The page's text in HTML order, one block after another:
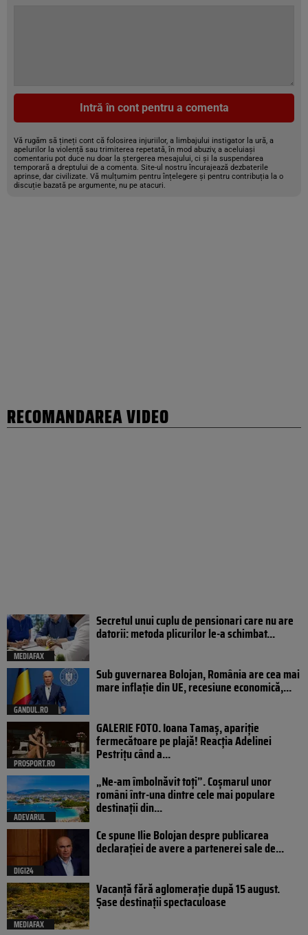
Intră în cont pentru a comenta
Vă rugăm să țineți cont că folosirea injuriilor, a limbajului instigator la ură, a
apelurilor la violență sau trimiterea repetată, în mod abuziv, a aceluiași
comentariu pot duce nu doar la ștergerea mesajului, ci și la suspendarea
temporară a dreptului de a comenta. Site-ul nostru încurajează dezbaterile
aprinse, dar civilizate. Vă mulțumim pentru înțelegere și pentru contribuția la o
discuție bazată pe argumente, nu pe atacuri.
RECOMANDAREA VIDEO
MEDIAFAX
Secretul unui cuplu de pensionari care nu are
datorii: metoda plicurilor le-a schimbat...
GANDUL.RO
Sub guvernarea Bolojan, România are cea mai
mare inflație din UE, recesiune economică,...
PROSPORT.RO
GALERIE FOTO. Ioana Tamaş, apariție
fermecătoare pe plajă! Reacția Adelinei
Pestrițu când a...
ADEVARUL
„Ne-am îmbolnăvit toți”. Coșmarul unor
români într-una dintre cele mai populare
destinații din...
DIGI24
Ce spune Ilie Bolojan despre publicarea
declarației de avere a partenerei sale de...
MEDIAFAX
Vacanță fără aglomerație după 15 august.
Șase destinații spectaculoase